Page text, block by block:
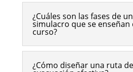
¿Cuáles son las fases de un
simulacro que se enseñan
curso?
¿Cómo diseñar una ruta de